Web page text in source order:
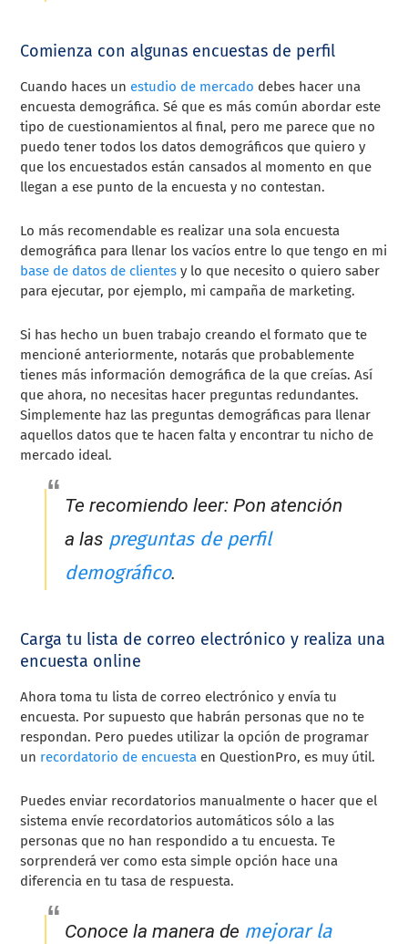
Comienza con algunas encuestas de perfil
Cuando haces un estudio de mercado debes hacer una
encuesta demográfica. Sé que es más común abordar este
tipo de cuestionamientos al final, pero me parece que no
puedo tener todos los datos demográficos que quiero y
que los encuestados están cansados al momento en que
llegan a ese punto de la encuesta y no contestan.
Lo más recomendable es realizar una sola encuesta
demográfica para llenar los vacíos entre lo que tengo en mi
base de datos de clientes y lo que necesito o quiero saber
para ejecutar, por ejemplo, mi campaña de marketing.
Si has hecho un buen trabajo creando el formato que te
mencioné anteriormente, notarás que probablemente
tienes más información demográfica de la que creías. Así
que ahora, no necesitas hacer preguntas redundantes.
Simplemente haz las preguntas demográficas para llenar
aquellos datos que te hacen falta y encontrar tu nicho de
mercado ideal.
Te recomiendo leer: Pon atención
a las preguntas de perfil
demográfico.
Carga tu lista de correo electrónico y realiza una
encuesta online
Ahora toma tu lista de correo electrónico y envía tu
encuesta. Por supuesto que habrán personas que no te
respondan. Pero puedes utilizar la opción de programar
un recordatorio de encuesta en QuestionPro, es muy útil.
Puedes enviar recordatorios manualmente o hacer que el
sistema envíe recordatorios automáticos sólo a las
personas que no han respondido a tu encuesta. Te
sorprenderá ver como esta simple opción hace una
diferencia en tu tasa de respuesta.
Conoce la manera de mejorar la